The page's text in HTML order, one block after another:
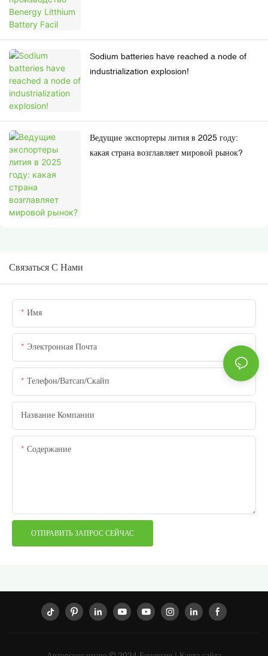
Sodium batteries have reached a node of
industrialization explosion!
Ведущие экспортеры лития в 2025 году:
какая страна возглавляет мировой рынок?
Связаться С Нами
Имя
Электронная Почта
Телефон/ватсап/скайп
Название Компании
Содержание
ОТПРАВИТЬ ЗАПРОС СЕЙЧАС